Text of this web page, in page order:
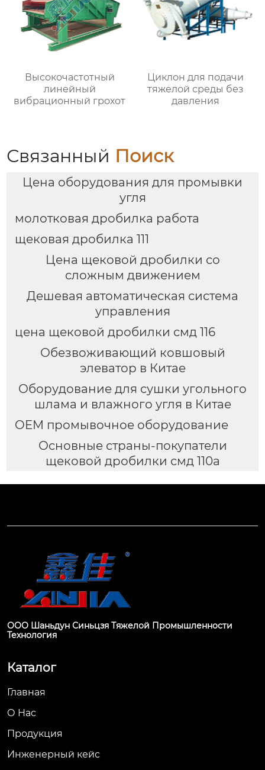
Высокочастотный
линейный
вибрационный грохот
Циклон для подачи
тяжелой среды без
давления
Связанный Поиск
Цена оборудования для промывки
угля
молотковая дробилка работа
щековая дробилка 111
Цена щековой дробилки со
сложным движением
Дешевая автоматическая система
управления
цена щековой дробилки смд 116
Обезвоживающий ковшовый
элеватор в Китае
Оборудование для сушки угольного
шлама и влажного угля в Китае
OEM промывочное оборудование
Основные страны-покупатели
щековой дробилки смд 110а
ООО Шаньдун Синьцзя Тяжелой Промышленности
Технология
Каталог
Главная
О Hас
Продукция
Инженерный кейс